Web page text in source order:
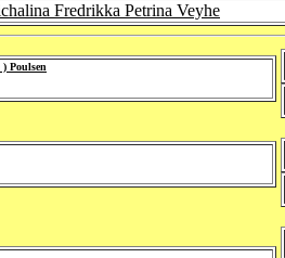
Fredrikka Petrina Veyhe
Poulsen